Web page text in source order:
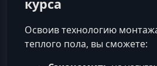
курса
Освоив технологию
теплого пола, вы сможете: